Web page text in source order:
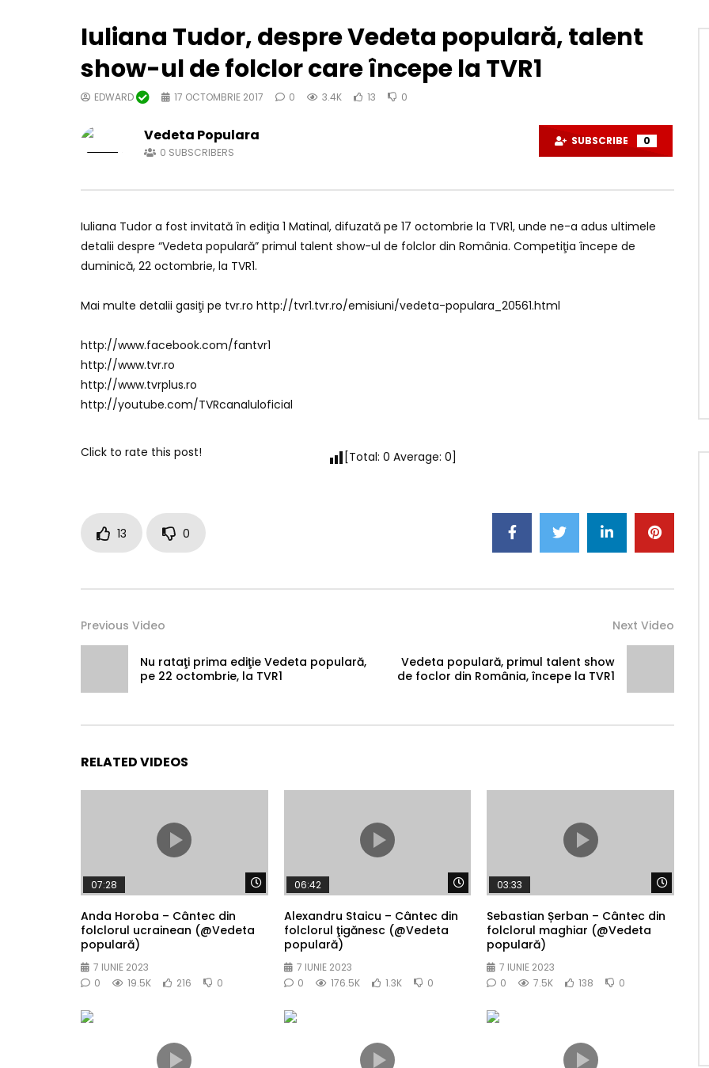
Iuliana Tudor, despre Vedeta populară, talent
show-ul de folclor care începe la TVR1
EDWARD 17 OCTOMBRIE 2017 0 3.4K 13 0
Vedeta Populara
0 SUBSCRIBERS
SUBSCRIBE 0
Iuliana Tudor a fost invitată în ediţia 1 Matinal, difuzată pe 17 octombrie la TVR1, unde ne-a adus ultimele
detalii despre “Vedeta populară” primul talent show-ul de folclor din România. Competiţia începe de
duminică, 22 octombrie, la TVR1.
Mai multe detalii gasiţi pe tvr.ro http://tvr1.tvr.ro/emisiuni/vedeta-populara_20561.html
http://www.facebook.com/fantvr1
http://www.tvr.ro
http://www.tvrplus.ro
http://youtube.com/TVRcanaluloficial
Click to rate this post! [Total: 0 Average: 0]
13 0
Previous Video
Nu rataţi prima ediţie Vedeta populară,
pe 22 octombrie, la TVR1
Next Video
Vedeta populară, primul talent show
de foclor din România, începe la TVR1
RELATED VIDEOS
Watch Later
07:28
Anda Horoba – Cântec din
folclorul ucrainean (@Vedeta
populară)
7 IUNIE 2023
0
19.5K 216 0
Watch Later
06:42
Alexandru Staicu – Cântec din
folclorul ţigănesc (@Vedeta
populară)
7 IUNIE 2023
0
176.5K 1.3K 0
03:33
Sebastian Șerban – Cântec din
folclorul maghiar (@Vedeta
populară)
7 IUNIE 2023
0
7.5K 138 0